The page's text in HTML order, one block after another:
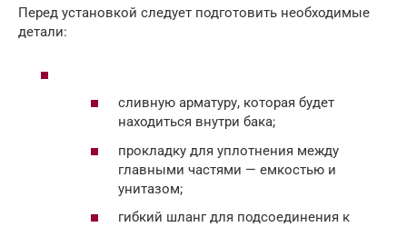
Перед установкой следует подготовить необходимые
детали:
сливную арматуру, которая будет
находиться внутри бака;
прокладку для уплотнения между
главными частями — емкостью и
унитазом;
гибкий шланг для подсоединения к